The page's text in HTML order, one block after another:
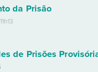
da Prisão
de Prisões